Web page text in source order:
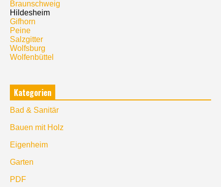
Braunschweig
Hildesheim
Gifhorn
Peine
Salzgitter
Wolfsburg
Wolfenbüttel
Kategorien
Bad & Sanitär
Bauen mit Holz
Eigenheim
Garten
PDF